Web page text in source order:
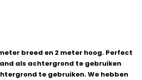
breed en 2 meter hoog. Perfect
als achtergrond te gebruiken
te gebruiken. We hebben